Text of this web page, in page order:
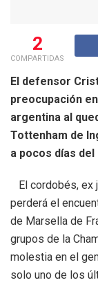
2
COMPARTIDAS
El defensor
preocupación
argentina al
Tottenham de
a pocos días del
El cordobés, ex
perderá el
de Marsella de
grupos de la
molestia en el
solo uno de los